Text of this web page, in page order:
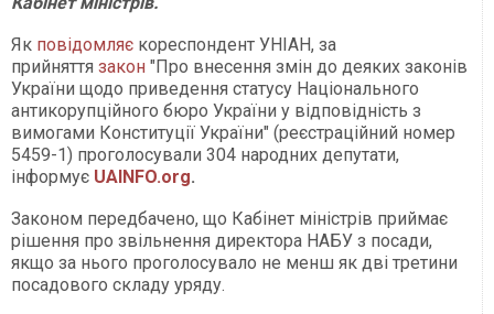
Як повідомляє кореспондент УНІАН, за
прийняття закон "Про внесення змін до деяких законів
України щодо приведення статусу Національного
антикорупційного бюро України у відповідність з
вимогами Конституції України" (реєстраційний номер
5459-1) проголосували 304 народних депутати,
інформує UAINFO.org.
Законом передбачено, що Кабінет міністрів приймає
рішення про звільнення директора НАБУ з посади,
якщо за нього проголосувало не менш як дві третини
посадового складу уряду.